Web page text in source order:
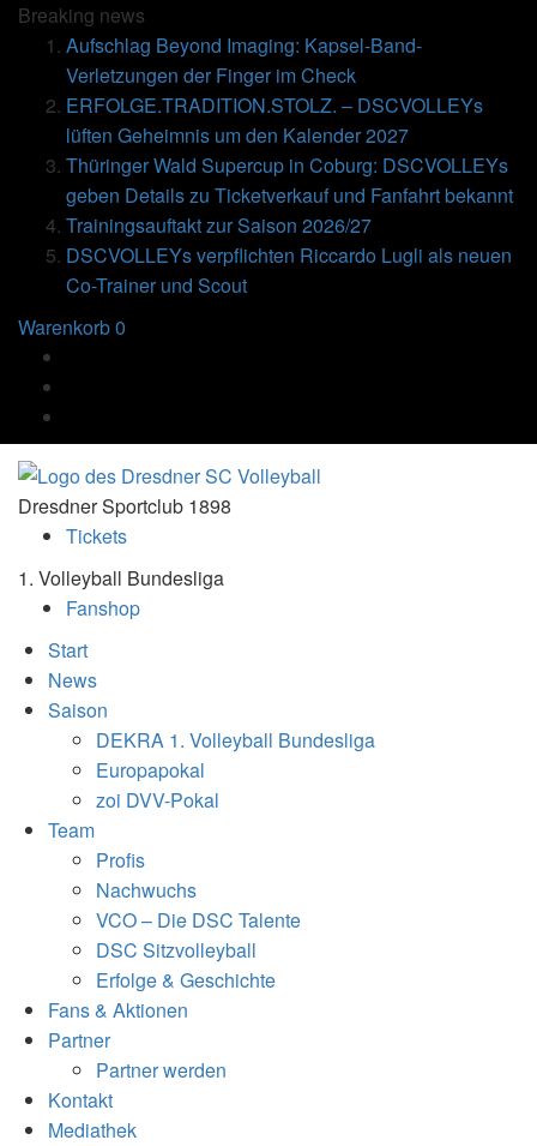
Breaking news
Aufschlag Beyond Imaging: Kapsel-Band-
Verletzungen der Finger im Check
ERFOLGE.TRADITION.STOLZ. – DSCVOLLEYs
lüften Geheimnis um den Kalender 2027
Thüringer Wald Supercup in Coburg: DSCVOLLEYs
geben Details zu Ticketverkauf und Fanfahrt bekannt
Trainingsauftakt zur Saison 2026/27
DSCVOLLEYs verpflichten Riccardo Lugli als neuen
Co-Trainer und Scout
Warenkorb0
Dresdner Sportclub 1898
Tickets
1. Volleyball Bundesliga
Fanshop
Start
News
Saison
DEKRA 1. Volleyball Bundesliga
Europapokal
zoi DVV-Pokal
Team
Profis
Nachwuchs
VCO – Die DSC Talente
DSC Sitzvolleyball
Erfolge & Geschichte
Fans & Aktionen
Partner
Partner werden
Kontakt
Mediathek